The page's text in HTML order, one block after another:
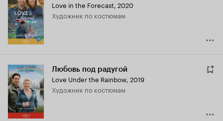
Love in the Forecast, 2020
Художник по костюмам
Любовь под радугой
Love Under the Rainbow, 2019
Художник по костюмам